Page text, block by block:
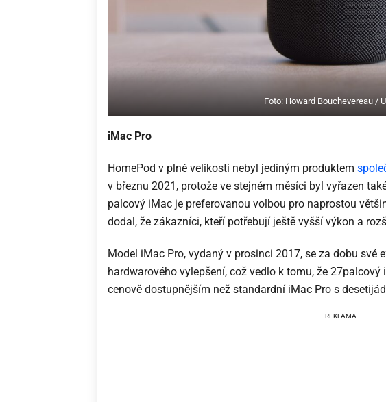
Foto: Howard Bouchevereau /
iMac Pro
HomePod v plné velikosti nebyl jediným produktem
v březnu 2021, protože ve stejném měsíci byl vyřazen
palcový iMac je preferovanou volbou pro naprostou
dodal, že zákazníci, kteří potřebují ještě vyšší výkon a
Model iMac Pro, vydaný v prosinci 2017, se za dobu své
hardwarového vylepšení, což vedlo k tomu, že
cenově dostupnějším než standardní iMac Pro s